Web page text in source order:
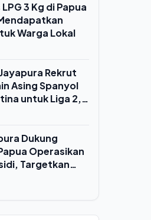
3 Kg di Papua
Warga Lokal
Rekrut
Asing Spanyol
untuk Liga 2,
Diincar
Dukung
Operasikan
Targetkan
yang Belum